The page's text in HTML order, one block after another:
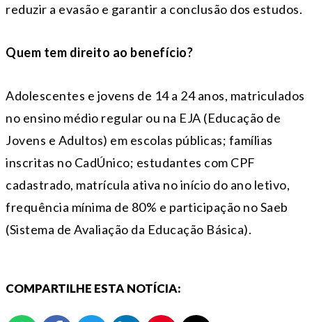
reduzir a evasão e garantir a conclusão dos estudos.
Quem tem direito ao benefício?
Adolescentes e jovens de 14 a 24 anos, matriculados
no ensino médio regular ou na EJA (Educação de
Jovens e Adultos) em escolas públicas; famílias
inscritas no CadÚnico; estudantes com CPF
cadastrado, matrícula ativa no início do ano letivo,
frequência mínima de 80% e participação no Saeb
(Sistema de Avaliação da Educação Básica).
COMPARTILHE ESTA NOTÍCIA: